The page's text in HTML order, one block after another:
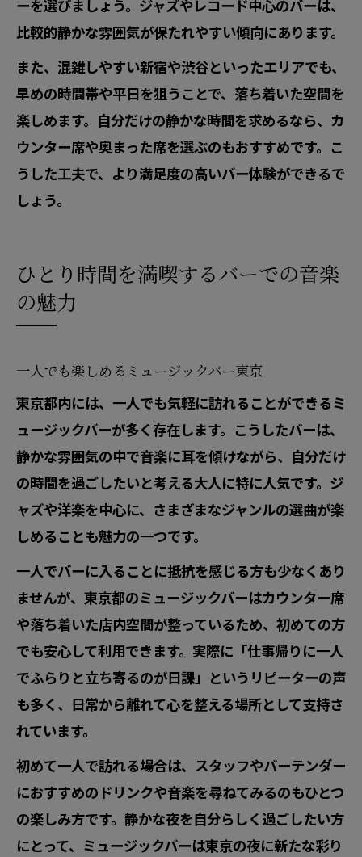
ーを選びましょう。ジャズやレコード中心のバーは、
比較的静かな雰囲気が保たれやすい傾向にあります。
また、混雑しやすい新宿や渋谷といったエリアでも、
早めの時間帯や平日を狙うことで、落ち着いた空間を
楽しめます。自分だけの静かな時間を求めるなら、カ
ウンター席や奥まった席を選ぶのもおすすめです。こ
うした工夫で、より満足度の高いバー体験ができるで
しょう。
ひとり時間を満喫するバーでの音楽
の魅力
一人でも楽しめるミュージックバー東京
東京都内には、一人でも気軽に訪れることができるミ
ュージックバーが多く存在します。こうしたバーは、
静かな雰囲気の中で音楽に耳を傾けながら、自分だけ
の時間を過ごしたいと考える大人に特に人気です。ジ
ャズや洋楽を中心に、さまざまなジャンルの選曲が楽
しめることも魅力の一つです。
一人でバーに入ることに抵抗を感じる方も少なくあり
ませんが、東京都のミュージックバーはカウンター席
や落ち着いた店内空間が整っているため、初めての方
でも安心して利用できます。実際に「仕事帰りに一人
でふらりと立ち寄るのが日課」というリピーターの声
も多く、日常から離れて心を整える場所として支持さ
れています。
初めて一人で訪れる場合は、スタッフやバーテンダー
におすすめのドリンクや音楽を尋ねてみるのもひとつ
の楽しみ方です。静かな夜を自分らしく過ごしたい方
にとって、ミュージックバーは東京の夜に新たな彩り